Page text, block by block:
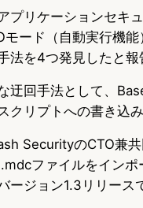
プリケーションセキ
モード（自動実行機
法を4つ発見したと報
迂回手法として、
クリプトへの書き込
SecurityのCTO兼
ファイルをイン
ージョン1.3リリース